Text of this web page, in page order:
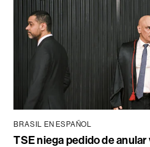
BRASIL EN ESPAÑOL
TSE niega pedido de